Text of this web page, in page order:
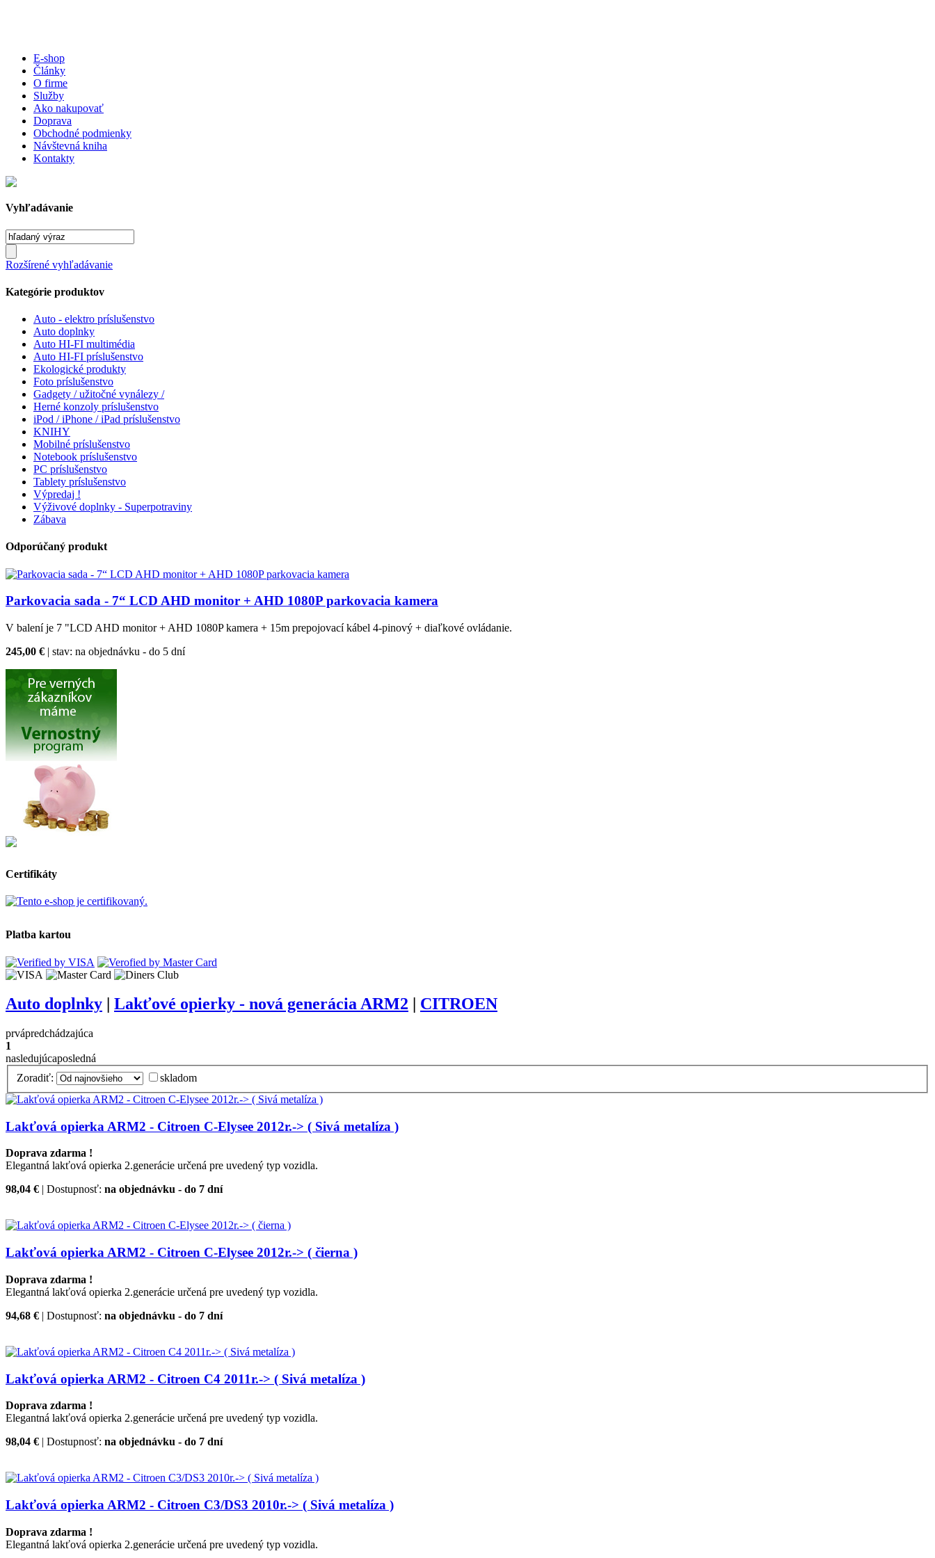
E-shop
Články
O firme
Služby
Ako nakupovať
Doprava
Obchodné podmienky
Návštevná kniha
Kontakty
Vyhľadávanie
Rozšírené vyhľadávanie
Kategórie produktov
Auto - elektro príslušenstvo
Auto doplnky
Auto HI-FI multimédia
Auto HI-FI príslušenstvo
Ekologické produkty
Foto príslušenstvo
Gadgety / užitočné vynálezy /
Herné konzoly príslušenstvo
iPod / iPhone / iPad príslušenstvo
KNIHY
Mobilné príslušenstvo
Notebook príslušenstvo
PC príslušenstvo
Tablety príslušenstvo
Výpredaj !
Výživové doplnky - Superpotraviny
Zábava
Odporúčaný produkt
Parkovacia sada - 7“ LCD AHD monitor + AHD 1080P parkovacia kamera
V balení je 7 "LCD AHD monitor + AHD 1080P kamera + 15m prepojovací kábel 4-pinový + diaľkové ovládanie.
245,00 € | stav: na objednávku - do 5 dní
Certifikáty
Platba kartou
Auto doplnky Lakťové opierky - nová generácia ARM2 CITROEN
prvápredchádzajúca
1
nasledujúcaposledná
Zoradiť:
skladom
Lakťová opierka ARM2 - Citroen C-Elysee 2012r.-> ( Sivá metalíza )
Doprava zdarma !
Elegantná lakťová opierka 2.generácie určená pre uvedený typ vozidla.
98,04 € | Dostupnosť: na objednávku - do 7 dní
Lakťová opierka ARM2 - Citroen C-Elysee 2012r.-> ( čierna )
Doprava zdarma !
Elegantná lakťová opierka 2.generácie určená pre uvedený typ vozidla.
94,68 € | Dostupnosť: na objednávku - do 7 dní
Lakťová opierka ARM2 - Citroen C4 2011r.-> ( Sivá metalíza )
Doprava zdarma !
Elegantná lakťová opierka 2.generácie určená pre uvedený typ vozidla.
98,04 € | Dostupnosť: na objednávku - do 7 dní
Lakťová opierka ARM2 - Citroen C3/DS3 2010r.-> ( Sivá metalíza )
Doprava zdarma !
Elegantná lakťová opierka 2.generácie určená pre uvedený typ vozidla.